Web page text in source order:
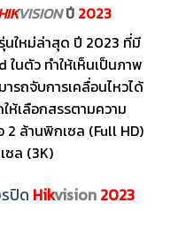
VISIONปี 2023
นใหม่ล่าสุด ปี 2023 ที่มี
นตัว ทำให้เห็นเป็นภาพ
รถจับการเคลื่อนไหวได้
ห้เลือกสรรตามความ
2 ล้านพิกเซล (Full HD)
ซล (3K)
ปิด Hikvision 2023